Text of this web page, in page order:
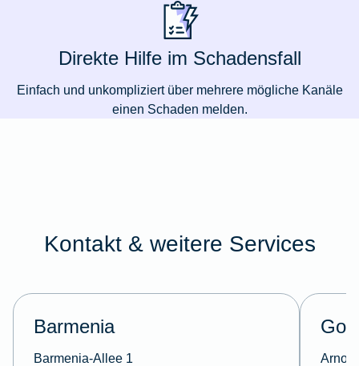
Direkte Hilfe im Schadensfall
Einfach und unkompliziert über mehrere mögliche Kanäle
einen Schaden melden.
Kontakt & weitere Services
Barmenia
Barmenia-Allee 1